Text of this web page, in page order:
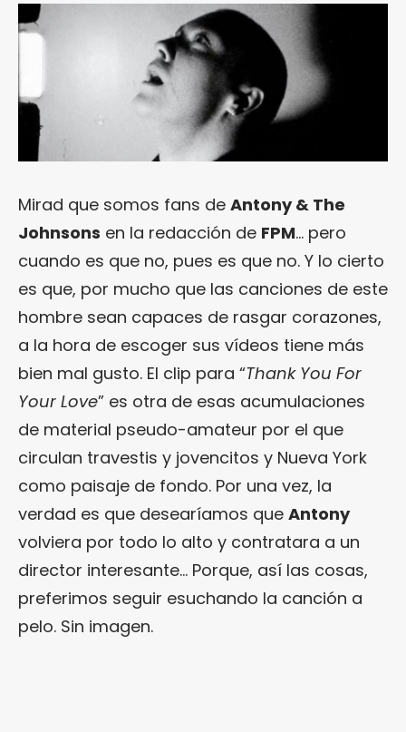
Mirad que somos fans de Antony & The
Johnsons en la redacción de FPM… pero
cuando es que no, pues es que no. Y lo cierto
es que, por mucho que las canciones de este
hombre sean capaces de rasgar corazones,
a la hora de escoger sus vídeos tiene más
bien mal gusto. El clip para “Thank You For
Your Love” es otra de esas acumulaciones
de material pseudo-amateur por el que
circulan travestis y jovencitos y Nueva York
como paisaje de fondo. Por una vez, la
verdad es que desearíamos que Antony
volviera por todo lo alto y contratara a un
director interesante… Porque, así las cosas,
preferimos seguir esuchando la canción a
pelo. Sin imagen.